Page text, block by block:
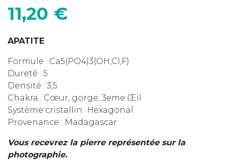
11,20 €
APATITE
Formule : Ca5(PO4)3(OH,Cl,F)
Dureté : 5
Densité : 3,5
Chakra : Cœur, gorge, 3eme Œil
Système cristallin : Hexagonal
Provenance : Madagascar
Vous recevrez la pierre représentée sur la
photographie.